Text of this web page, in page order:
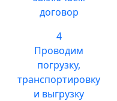
договор
4
Проводим
погрузку,
транспортировку
и выгрузку